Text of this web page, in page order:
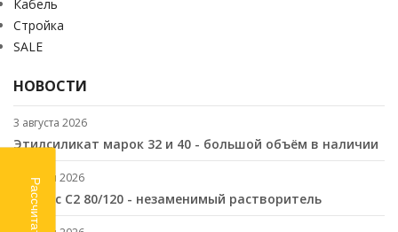
Кабель
Стройка
SALE
НОВОСТИ
3 августа 2026
Этилсиликат марок 32 и 40 - большой объём в наличии
24 июля 2026
Нефрас С2 80/120 - незаменимый растворитель